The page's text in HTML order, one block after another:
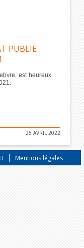
PUBLIE
est heureux
25 AVRIL 2022
Mentions légales